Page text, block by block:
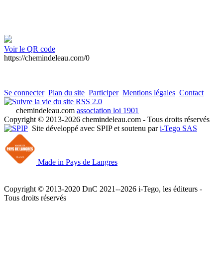
Voir le QR code
https://chemindeleau.com/0
Se connecter Plan du site Participer Mentions légales Contact
RSS 2.0
chemindeleau.com association loi 1901
Copyright © 2013-2026 chemindeleau.com - Tous droits réservés
Site développé avec SPIP et soutenu pari-Tego SAS
Made in Pays de Langres
Copyright © 2013-2020 DnC 2021--2026 i-Tego, les éditeurs -
Tous droits réservés